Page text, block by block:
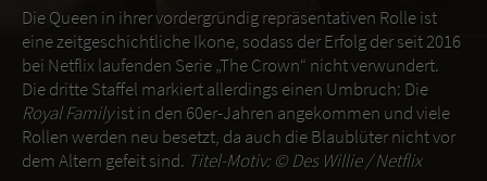
Die Queen in ihrer vordergründig repräsentativen Rolle ist
eine zeitgeschichtliche Ikone, sodass der Erfolg der seit 2016
bei Netflix laufenden Serie „The Crown“ nicht verwundert.
Die dritte Staffel markiert allerdings einen Umbruch: Die
Royal Familyist in den 60er-Jahren angekommen und viele
Rollen werden neu besetzt, da auch die Blaublüter nicht vor
dem Altern gefeit sind. Titel-Motiv: ©Des Willie / Netflix